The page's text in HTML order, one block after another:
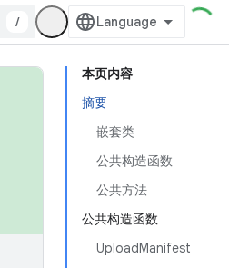
/
本页内容
摘要
嵌套类
公共构造函数
公共方法
公共构造函数
UploadManifest